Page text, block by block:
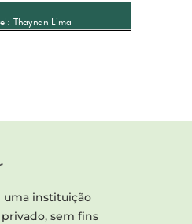
uma instituição
sem fins